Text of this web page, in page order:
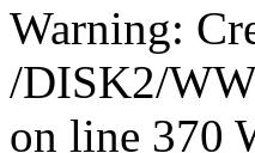
Warning:
/DISK2/
on line 370